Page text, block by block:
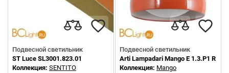
Подвесной светильник
ST Luce SL3001.823.01
Коллекция: SENTITO
Подвесной светильник
Arti Lampadari Mango E 1.3.P1 R
Коллекция: Mango